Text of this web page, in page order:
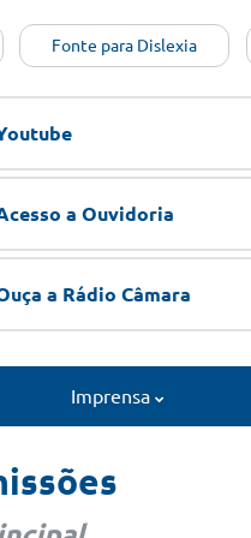
Fonte para Dislexia
a Ouvidoria
a Rádio Câmara
Imprensa